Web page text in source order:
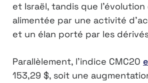
et Israël, tandis que
alimentée par une activité
et un élan porté par les
Parallèlement, l’indice CMC20
153,29 $, soit une